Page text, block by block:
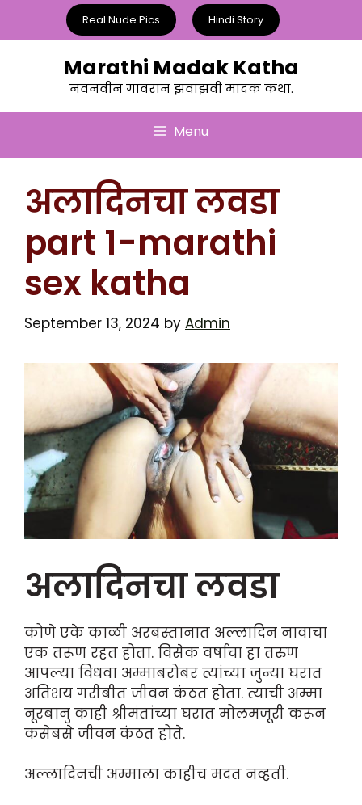
Real Nude Pics Hindi Story
Marathi Madak Katha
नवनवीन गावरान झवाझवी मादक कथा.
Menu
अलादिनचा लवडा
part 1-marathi
sex katha
September 13, 2024 by Admin
अलादिनचा लवडा
कोणे एके काळी अरबस्तानात अल्लादिन नावाचा
एक तरूण रहत होता. विसेक वर्षाचा हा तरुण
आपल्या विधवा अम्माबरोबर त्यांच्या जुन्या घरात
अतिशय गरीबीत जीवन कंठत होता. त्याची अम्मा
नूरबानु काही श्रीमंतांच्या घरात मोलमजूरी करून
कसेबसे जीवन कंठत होते.
अल्लादिनची अम्माला काहीच मदत नव्हती.